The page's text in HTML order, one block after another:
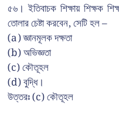
৫৬। ইতিবাচক শিক্ষায় শিক্ষক
তোলার চেষ্টা করবেন, সেটি হল –
(a) জ্ঞানমূলক দক্ষতা
(b) অভিজ্ঞতা
(c) কৌতূহল
(d) বুদ্ধি।
উত্তরঃ (c) কৌতূহল